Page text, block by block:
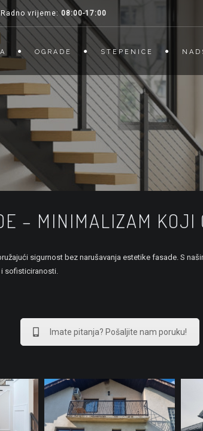
vrijeme:08:00-17:00
OGRADE STEPENICE
– MINIMALIZAM KOJI
sigurnost bez narušavanja estetike fasade. S
sofisticiranosti.
Imate pitanja? Pošaljite nam poruku!